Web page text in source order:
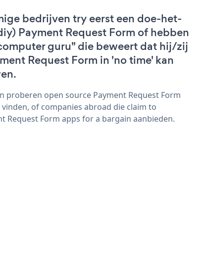
bedrijven try eerst een doe-het-
Payment Request Form of hebben
guru" die beweert dat hij/zij
Request Form in 'no time' kan
proberen open source Payment Request Form
of companies abroad die claim to
Request Form apps for a bargain aanbieden.